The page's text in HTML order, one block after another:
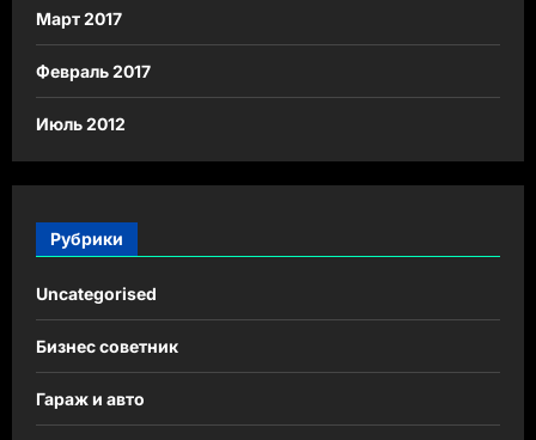
Март 2017
Февраль 2017
Июль 2012
Рубрики
Uncategorised
Бизнес советник
Гараж и авто